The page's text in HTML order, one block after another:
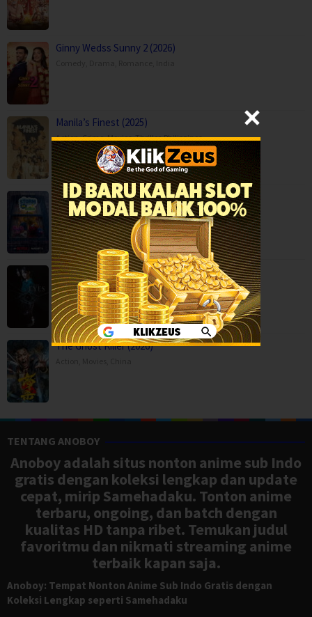
Ginny Wedss Sunny 2 (2026)
Manila’s Finest (2025)
Action,Crime,Movies,Thriller,Philippines
Storm on Sesame Street (2026)
Animation,Family, Movies,
The Eyes (2026)
Horror,Movies,Thriller,Korea
The Ghost Killer (2026)
TENTANG ANOBOY
Anoboy adalah situs nonton anime sub Indo
gratis dengan koleksi lengkap dan update
cepat, mirip Samehadaku. Tonton anime
terbaru, ongoing, dan batch dengan
kualitas HD tanpa ribet. Temukan judul
favoritmu dan nikmati streaming anime
terbaik kapan saja.
Anoboy: Tempat Nonton Anime Sub Indo Gratis dengan
Koleksi Lengkap seperti Samehadaku